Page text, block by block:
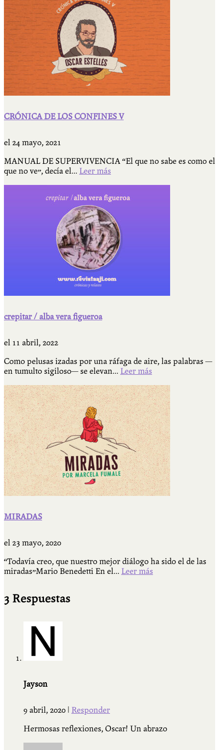
CRÓNICA DE LOS CONFINES V
el 24 mayo, 2021
MANUAL DE SUPERVIVENCIA “El que no sabe es como el
que no ve”, decía el... Leer más
crepitar / alba vera figueroa
el 11 abril, 2022
Como pelusas izadas por una ráfaga de aire, las palabras —
en tumulto sigiloso— se elevan... Leer más
MIRADAS
el 23 mayo, 2020
“Todavía creo, que nuestro mejor diálogo ha sido el de las
miradas”Mario Benedetti En el... Leer más
3 Respuestas
Jayson
9 abril, 2020
Responder
Hermosas reflexiones, Oscar! Un abrazo